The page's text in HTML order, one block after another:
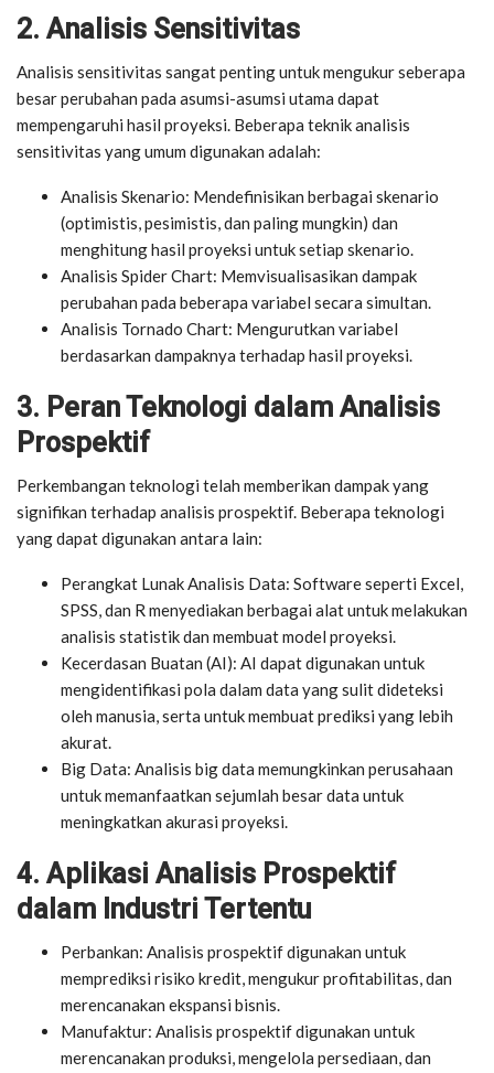
2. Analisis Sensitivitas
Analisis sensitivitas sangat penting untuk mengukur seberapa
besar perubahan pada asumsi-asumsi utama dapat
mempengaruhi hasil proyeksi. Beberapa teknik analisis
sensitivitas yang umum digunakan adalah:
Analisis Skenario: Mendefinisikan berbagai skenario
(optimistis, pesimistis, dan paling mungkin) dan
menghitung hasil proyeksi untuk setiap skenario.
Analisis Spider Chart: Memvisualisasikan dampak
perubahan pada beberapa variabel secara simultan.
Analisis Tornado Chart: Mengurutkan variabel
berdasarkan dampaknya terhadap hasil proyeksi.
3. Peran Teknologi dalam Analisis
Prospektif
Perkembangan teknologi telah memberikan dampak yang
signifikan terhadap analisis prospektif. Beberapa teknologi
yang dapat digunakan antara lain:
Perangkat Lunak Analisis Data: Software seperti Excel,
SPSS, dan R menyediakan berbagai alat untuk melakukan
analisis statistik dan membuat model proyeksi.
Kecerdasan Buatan (AI): AI dapat digunakan untuk
mengidentifikasi pola dalam data yang sulit dideteksi
oleh manusia, serta untuk membuat prediksi yang lebih
akurat.
Big Data: Analisis big data memungkinkan perusahaan
untuk memanfaatkan sejumlah besar data untuk
meningkatkan akurasi proyeksi.
4. Aplikasi Analisis Prospektif
dalam Industri Tertentu
Perbankan: Analisis prospektif digunakan untuk
memprediksi risiko kredit, mengukur profitabilitas, dan
merencanakan ekspansi bisnis.
Manufaktur: Analisis prospektif digunakan untuk
merencanakan produksi, mengelola persediaan, dan